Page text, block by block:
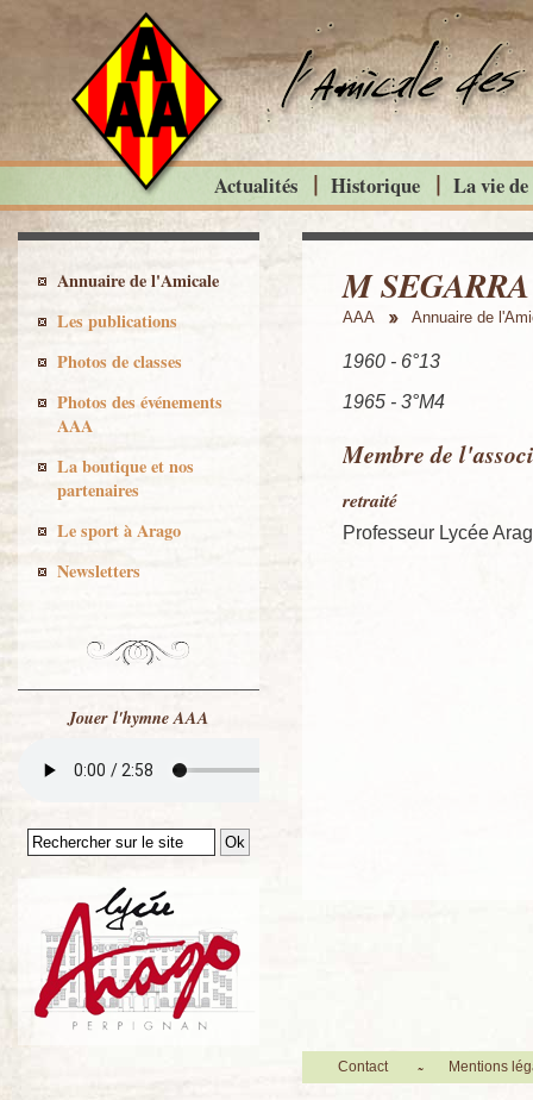
M
AAA Annuaire de
1960 - 6°13
1965 - 3°M4
Membre de
retraité
Professeur Lycée
Actualités Historique La vie
Annuaire de l'Amicale
Les publications
Photos de classes
Photos des événements
AAA
La boutique et nos
partenaires
Le sport à Arago
Newsletters
Jouer l'hymne AAA
Contact Mentions